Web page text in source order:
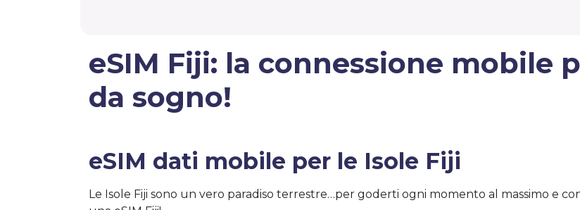
eSIM Fiji: la connessione mobile
da sogno!
eSIM dati mobile per le Isole Fiji
Le Isole Fiji sono un vero paradiso terrestre…per goderti ogni momento al massimo e